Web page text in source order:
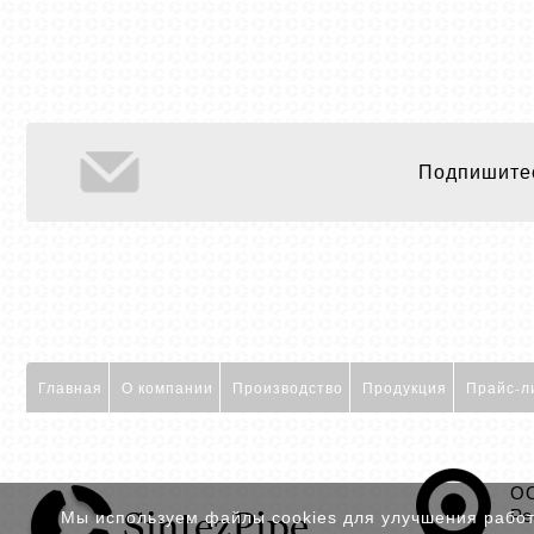
Главная О компании Производство Продукция Прайс-
Мы используем файлы cookies для улучшения